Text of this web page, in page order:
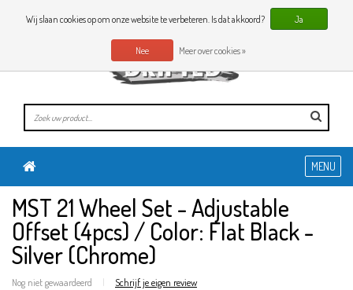
0 Artikelen
NL
MENU
MST 21 Wheel Set - Adjustable
Offset (4pcs) / Color: Flat Black -
Silver (Chrome)
Nog niet gewaardeerd | Schrijf je eigen review
Wij slaan cookies op om onze website te verbeteren. Is dat akkoord? Ja
Nee Meer over cookies »